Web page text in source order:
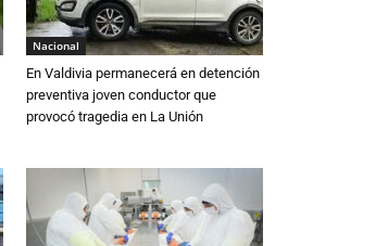
Nacional
En Valdivia permanecerá en detención
preventiva joven conductor que
provocó tragedia en La Unión